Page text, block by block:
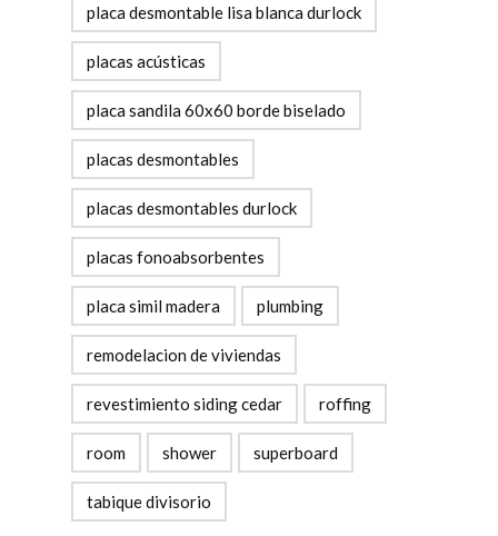
placa desmontable lisa blanca durlock
placas acústicas
placa sandila 60x60 borde biselado
placas desmontables
placas desmontables durlock
placas fonoabsorbentes
placa simil madera plumbing
remodelacion de viviendas
revestimiento siding cedar roffing
room shower superboard
tabique divisorio